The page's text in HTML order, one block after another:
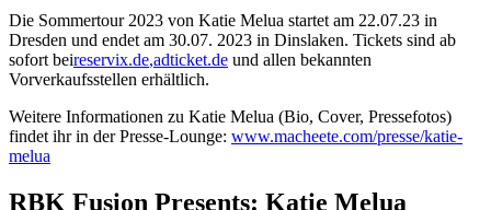
Die Sommertour 2023 von Katie Melua startet am 22.07.23 in
Dresden und endet am 30.07. 2023 in Dinslaken. Tickets sind ab
sofort beireservix.de,adticket.de und allen bekannten
Vorverkaufsstellen erhältlich.
Weitere Informationen zu Katie Melua (Bio, Cover, Pressefotos)
findet ihr in der Presse-Lounge: www.macheete.com/presse/katie-
melua
RBK Fusion Presents: Katie Melua